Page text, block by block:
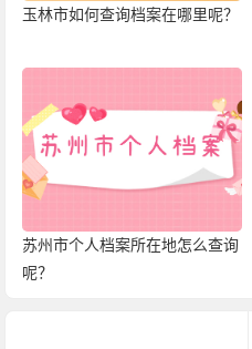
玉林市如何查询档案在哪里呢？
苏州市个人档案所在地怎么查询
呢？